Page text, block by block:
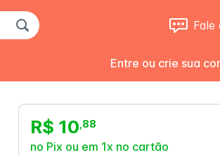
Fale
Entre ou crie sua
R$ 10 88
no Pix ou em 1x no cartão